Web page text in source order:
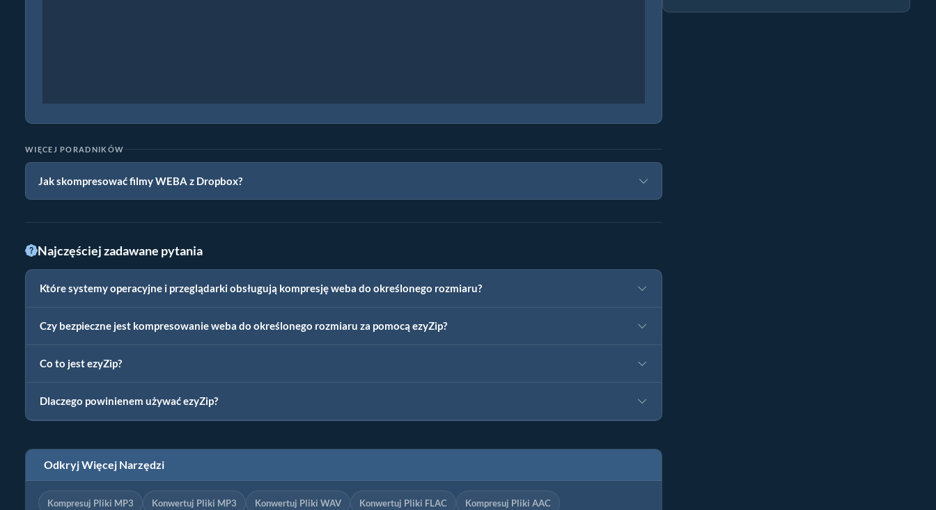
WIĘCEJ PORADNIKÓW
Jak skompresować filmy WEBA z Dropbox?
Najczęściej zadawane pytania
Które systemy operacyjne i przeglądarki obsługują kompresję weba do określonego rozmiaru?
Czy bezpieczne jest kompresowanie weba do określonego rozmiaru za pomocą ezyZip?
Co to jest ezyZip?
Dlaczego powinienem używać ezyZip?
Odkryj Więcej Narzędzi
Kompresuj Pliki MP3 Konwertuj Pliki MP3 Konwertuj Pliki WAV Konwertuj Pliki FLAC Kompresuj Pliki AAC